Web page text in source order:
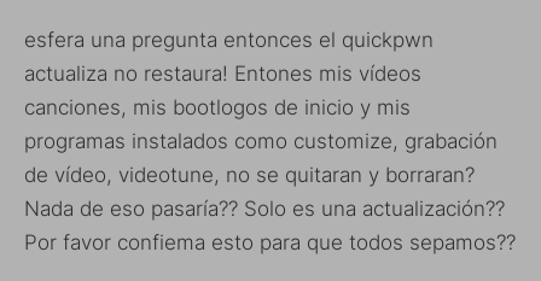
esfera una pregunta entonces el quickpwn
actualiza no restaura! Entones mis vídeos
canciones, mis bootlogos de inicio y mis
programas instalados como customize, grabación
de vídeo, videotune, no se quitaran y borraran?
Nada de eso pasaría?? Solo es una actualización??
Por favor confiema esto para que todos sepamos??